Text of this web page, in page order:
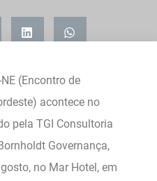
(Encontro de
acontece no
pela TGI Consultoria
Governança,
no Mar Hotel, em